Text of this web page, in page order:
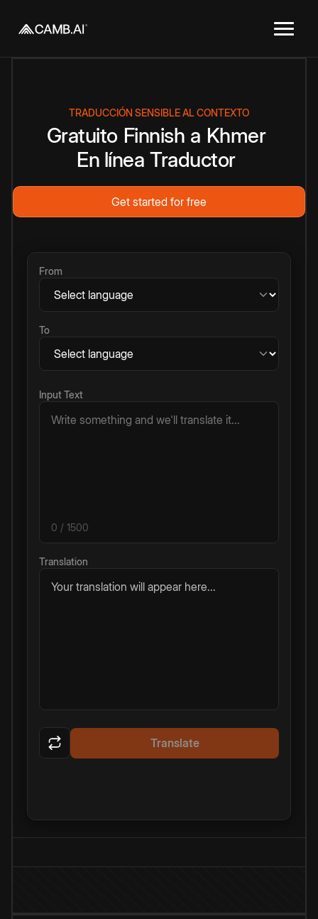
TRADUCCIÓN SENSIBLE AL CONTEXTO
Gratuito Finnish a Khmer
En línea Traductor
Get started for free
From
To
Input Text
0 / 1500
Translation
Your translation will appear here...
Translate